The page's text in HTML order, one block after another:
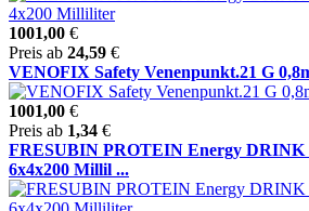
1001,00 €
Preis ab 24,59 €
VENOFIX Safety Venenpunkt.21 G
1001,00 €
Preis ab 1,34 €
FRESUBIN PROTEIN Energy DRINK
6x4x200 Millil ...